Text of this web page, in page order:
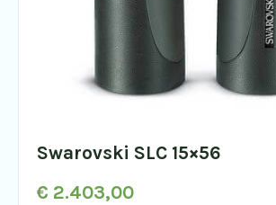
Swarovski SLC 15×56
€ 2.403,00